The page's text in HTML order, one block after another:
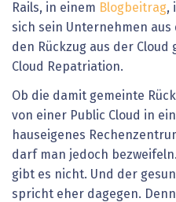
Rails, in einem Blogbeitrag,
sich sein Unternehmen
den Rückzug aus der
Cloud Repatriation.
Ob die damit gemeinte
von einer Public Cloud in
hauseigenes
darf man jedoch
gibt es nicht. Und der
spricht eher dagegen.